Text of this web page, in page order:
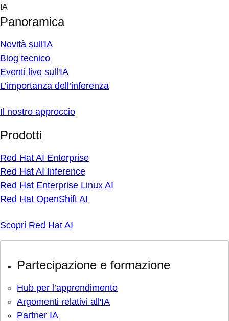
Skip
content
IA
Panoramica
Novità sull'IA
Blog tecnico
Eventi live sull'IA
L’importanza dell’inferenza
Il nostro approccio
Prodotti
Red Hat AI Enterprise
Red Hat AI Inference
Red Hat Enterprise Linux AI
Red Hat OpenShift AI
Scopri Red Hat AI
Partecipazione e formazione
Hub per l’apprendimento
Argomenti relativi all'IA
Partner IA